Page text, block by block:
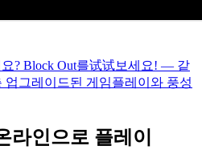
요? Block Out를试试보세요! — 같
업그레이드된 게임플레이와 풍성
라인으로 플레이